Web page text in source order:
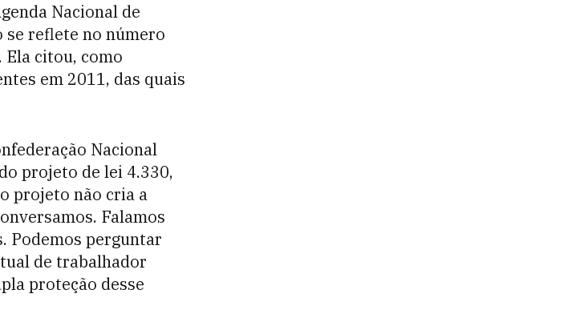
Nacional de
se reflete no número
. Ela citou, como
em 2011, das quais
Nacional
projeto de lei 4.330,
projeto não cria a
Falamos
Podemos perguntar
de trabalhador
proteção desse